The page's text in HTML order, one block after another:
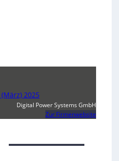
(März) 2025
Digital Power Systems GmbH
Zur Firmenwebsite